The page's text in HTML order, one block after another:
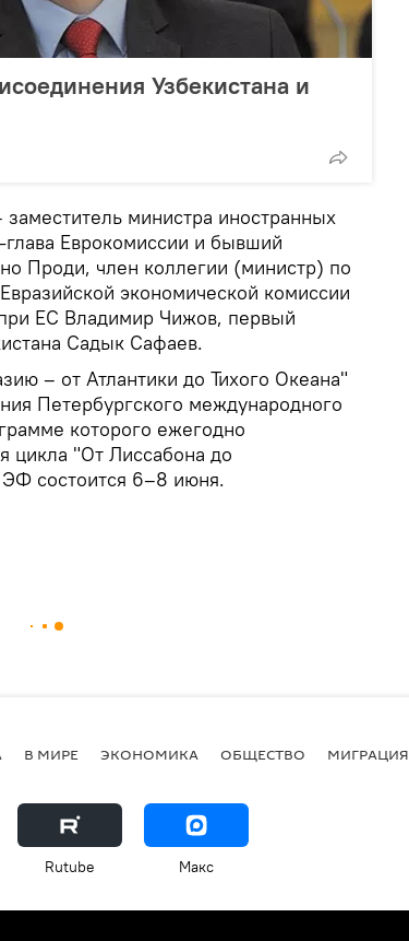
Узбекистана и
министра иностранных
Еврокомиссии и бывший
Проди, член коллегии (министр) по
экономической комиссии
ЕС Владимир Чижов, первый
Садык Сафаев.
– от Атлантики до Тихого Океана"
Петербургского международного
которого ежегодно
цикла "От Лиссабона до
состоится 6–8 июня.
В МИРЕ ЭКОНОМИКА ОБЩЕСТВО МИГРАЦИЯ
Rutube Макс